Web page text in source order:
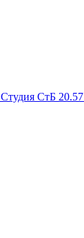
Студия СтБ 20.57